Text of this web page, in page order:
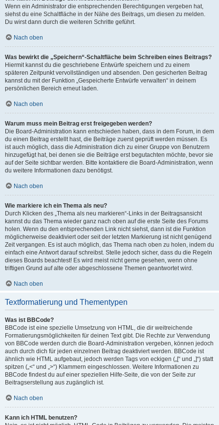
Wenn ein Administrator die entsprechenden Berechtigungen vergeben hat,
siehst du eine Schaltfläche in der Nähe des Beitrags, um diesen zu melden.
Du wirst dann durch die weiteren Schritte geführt.
Nach oben
Was bewirkt die „Speichern“-Schaltfläche beim Schreiben eines Beitrags?
Hiermit kannst du die geschriebene Entwürfe speichern und zu einem
späteren Zeitpunkt vervollständigen und absenden. Den gesicherten Beitrag
kannst du mit der Funktion „Gespeicherte Entwürfe verwalten“ in deinem
persönlichen Bereich erneut laden.
Nach oben
Warum muss mein Beitrag erst freigegeben werden?
Die Board-Administration kann entschieden haben, dass in dem Forum, in dem
du einen Beitrag erstellt hast, die Beiträge zuerst geprüft werden müssen. Es
ist auch möglich, dass die Administration dich zu einer Gruppe von Benutzern
hinzugefügt hat, bei denen sie die Beiträge erst begutachten möchte, bevor sie
auf der Seite sichtbar werden. Bitte kontaktiere die Board-Administration, wenn
du weitere Informationen dazu benötigst.
Nach oben
Wie markiere ich ein Thema als neu?
Durch Klicken des „Thema als neu markieren“-Links in der Beitragsansicht
kannst du das Thema wieder ganz nach oben auf die erste Seite des Forums
holen. Wenn du den entsprechenden Link nicht siehst, dann ist die Funktion
möglicherweise deaktiviert oder seit der letzten Markierung ist nicht genügend
Zeit vergangen. Es ist auch möglich, das Thema nach oben zu holen, indem du
einfach eine Antwort darauf schreibst. Stelle jedoch sicher, dass du die Regeln
dieses Boards beachtest! Es wird meist nicht gerne gesehen, wenn ohne
triftigen Grund auf alte oder abgeschlossene Themen geantwortet wird.
Nach oben
Textformatierung und Thementypen
Was ist BBCode?
BBCode ist eine spezielle Umsetzung von HTML, die dir weitreichende
Formatierungsmöglichkeiten für deinen Text gibt. Die Rechte zur Verwendung
von BBCode werden durch die Board-Administration vergeben, können jedoch
auch durch dich für jeden einzelnen Beitrag deaktiviert werden. BBCode ist
ähnlich wie HTML aufgebaut, jedoch werden Tags von eckigen („[“ und „]“) statt
spitzen („<“ und „>“) Klammern eingeschlossen. Weitere Informationen zu
BBCode findest du auf einer speziellen Hilfe-Seite, die von der Seite zur
Beitragserstellung aus zugänglich ist.
Nach oben
Kann ich HTML benutzen?